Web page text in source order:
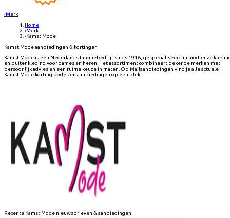
‹Merk
Home
›Merk
›Kamst Mode
Kamst Mode aanbiedingen & kortingen
Kamst Mode is een Nederlands familiebedrijf sinds 1946, gespecialiseerd in modieuze
en buitenkleding voor dames en heren. Het assortiment combineert bekende merken met
persoonlijk advies en een ruime keuze in maten. Op Mailaanbiedingen vind je alle actuele
Kamst Mode kortingscodes en aanbiedingen op één plek.
Recente Kamst Mode nieuwsbrieven & aanbiedingen